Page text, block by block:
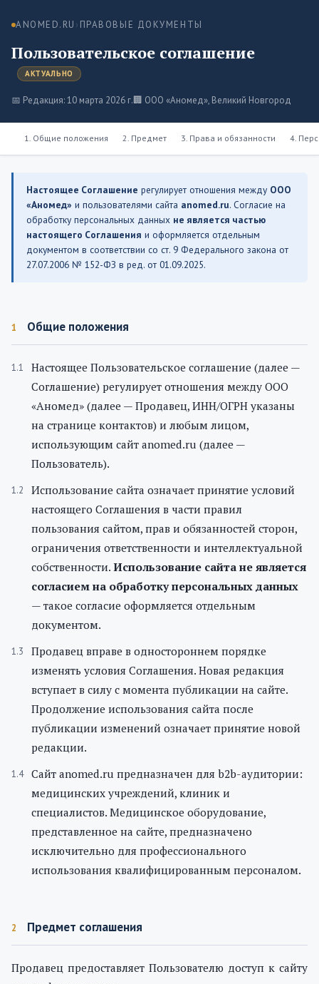
ANOMED.RU › ПРАВОВЫЕ ДОКУМЕНТЫ
Пользовательское соглашение
АКТУАЛЬНО
📅 Редакция: 10 марта 2026 г.🏢 ООО «Аномед», Великий Новгород
1. Общие положения 2. Предмет 3. Права и обязанности 4.
Настоящее Соглашение регулирует отношения между ООО
«Аномед» и пользователями сайта anomed.ru. Согласие на
обработку персональных данных не является частью
настоящего Соглашения и оформляется отдельным
документом в соответствии со ст. 9 Федерального закона от
27.07.2006 № 152-ФЗ в ред. от 01.09.2025.
1 Общие положения
Настоящее Пользовательское соглашение (далее —
Соглашение) регулирует отношения между ООО
«Аномед» (далее — Продавец, ИНН/ОГРН указаны
на странице контактов) и любым лицом,
использующим сайт anomed.ru (далее —
Пользователь).
Использование сайта означает принятие условий
настоящего Соглашения в части правил
пользования сайтом, прав и обязанностей сторон,
ограничения ответственности и интеллектуальной
собственности. Использование сайта не является
согласием на обработку персональных данных
— такое согласие оформляется отдельным
документом.
Продавец вправе в одностороннем порядке
изменять условия Соглашения. Новая редакция
вступает в силу с момента публикации на сайте.
Продолжение использования сайта после
публикации изменений означает принятие новой
редакции.
Сайт anomed.ru предназначен для b2b-аудитории:
медицинских учреждений, клиник и
специалистов. Медицинское оборудование,
представленное на сайте, предназначено
исключительно для профессионального
использования квалифицированным персоналом.
2 Предмет соглашения
Продавец предоставляет Пользователю доступ к сайту